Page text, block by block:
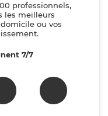
professionnels,
les meilleurs
ou vos
7/7